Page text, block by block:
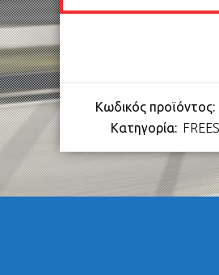
Κωδικός προϊόντος:
Κατηγορία: